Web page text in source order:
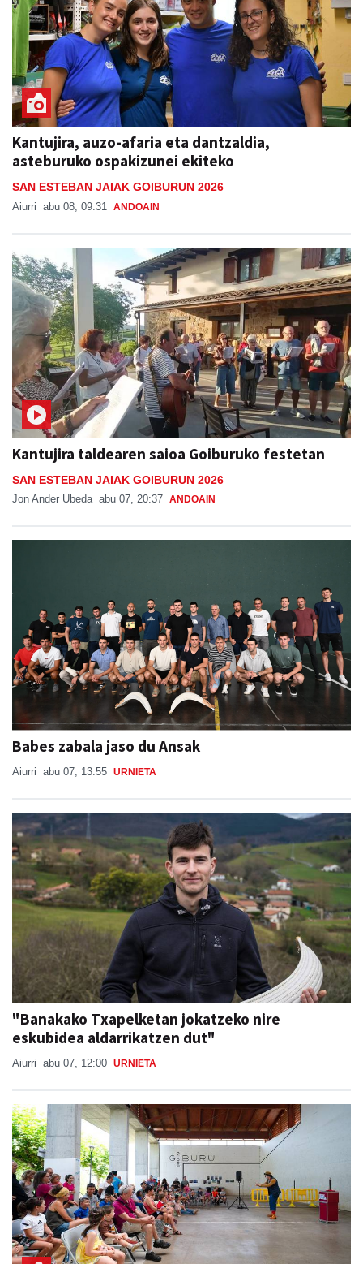
Kantujira, auzo-afaria eta dantzaldia,
asteburuko ospakizunei ekiteko
SAN ESTEBAN JAIAK GOIBURUN 2026
Aiurri abu 08, 09:31 ANDOAIN
Kantujira taldearen saioa Goiburuko festetan
SAN ESTEBAN JAIAK GOIBURUN 2026
Jon Ander Ubeda abu 07, 20:37 ANDOAIN
Babes zabala jaso du Ansak
Aiurri abu 07, 13:55 URNIETA
"Banakako Txapelketan jokatzeko nire
eskubidea aldarrikatzen dut"
Aiurri abu 07, 12:00 URNIETA